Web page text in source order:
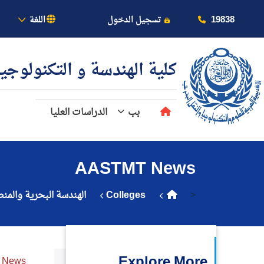
19838 تسجيل الدخول اللغة
النقل البحري
الدراسات الأكاديمية
بالأكاديمية
كلية الهندسة و
بب الدراسات العليا
AASTMT News
<
Colleges الهندسة البحرية